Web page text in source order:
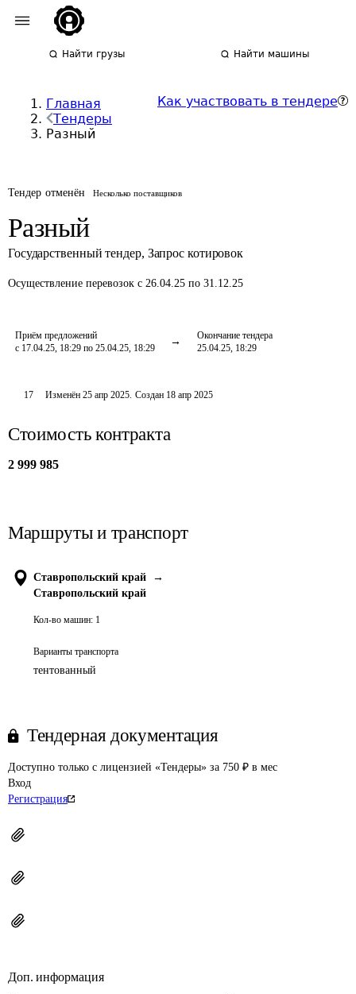
Найти грузы Найти машины
Главная
Тендеры
Разный
Как участвовать в тендере
Тендер отменён Несколько поставщиков
Разный
Государственный тендер, Запрос котировок
Осуществление перевозок с 26.04.25 по 31.12.25
Приём предложений
с 17.04.25, 18:29 по 25.04.25, 18:29
Окончание тендера
25.04.25, 18:29
17 Изменён25 апр 2025. Создан 18 апр 2025
Стоимость контракта
2 999 985
Маршруты и транспорт
Ставропольский край
→
Ставропольский край
Кол-во машин: 1
Варианты транспорта
тентованный
Тендерная документация
Доступно только с лицензией «Тендеры» за 750 ₽ в мес
Вход
Регистрация
Доп. информация